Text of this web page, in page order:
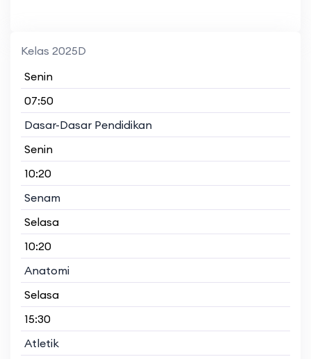
Kelas 2025D
Senin
07:50
Dasar-Dasar Pendidikan
Senin
10:20
Senam
Selasa
10:20
Anatomi
Selasa
15:30
Atletik